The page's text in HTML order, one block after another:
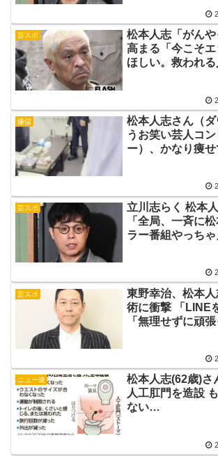
芸スポ
松本人志「がん
高まる「今こそ
ほしい。救われ
嫌儲
松本人志さん（
うお笑い芸人コ
ー）、かなり痩せ
芸スポ
立川志らく 松本
「全局、一斉に
ラー番組やっちゃ
芸スポ
東野幸治、松本
術に衝撃 「LINE
「無理せずに頑
ニュー速
松本人志(62歳)さ
人工肛門を造設
ない…